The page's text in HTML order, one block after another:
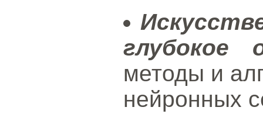
глубокое
методы и
нейронных